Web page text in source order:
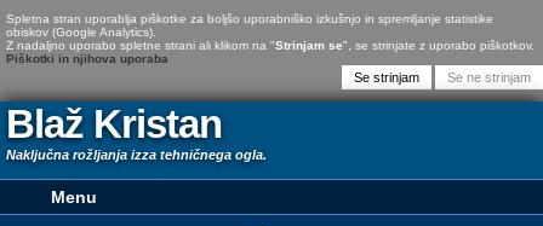
Spletna stran uporablja piškotke za boljšo uporabniško izkušnjo in spremljanje statistike
obiskov (Google Analytics).
Z nadaljno uporabo spletne strani ali klikom na "Strinjam se", se strinjate z uporabo piškotkov.
Piškotki in njihova uporaba
Blaž Kristan
Naključna rožljanja izza tehničnega ogla.